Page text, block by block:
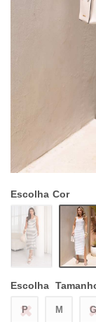
Escolha Cor
Escolha
P M G